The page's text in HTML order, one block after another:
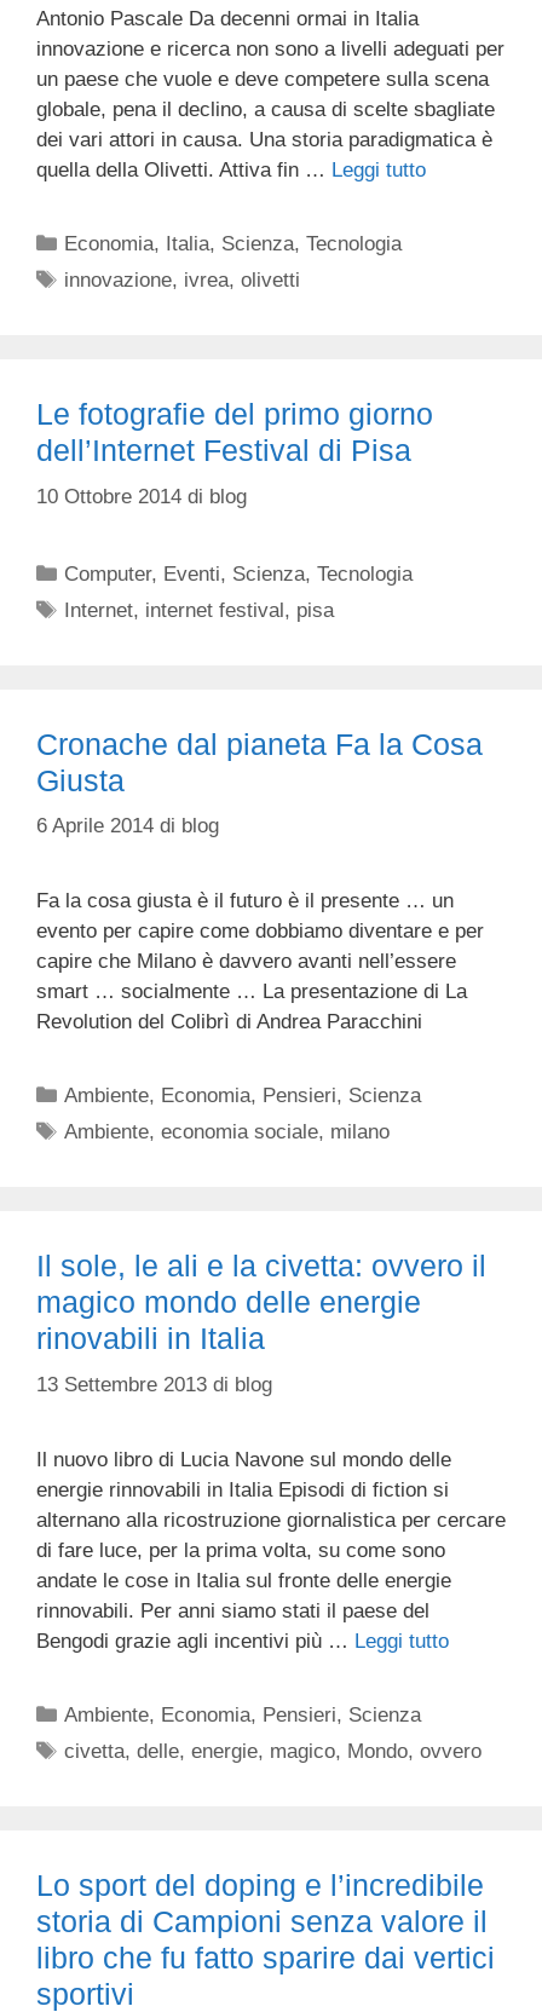
Antonio Pascale Da decenni ormai in Italia
innovazione e ricerca non sono a livelli adeguati per
un paese che vuole e deve competere sulla scena
globale, pena il declino, a causa di scelte sbagliate
dei vari attori in causa. Una storia paradigmatica è
quella della Olivetti. Attiva fin … Leggi tutto
Categorie
Economia, Italia, Scienza,Tecnologia
Tag
innovazione, ivrea,olivetti
Le fotografie del primo giorno
dell’Internet Festival di Pisa
10 Ottobre 2014 di blog
Categorie
Computer, Eventi, Scienza,Tecnologia
Tag
Internet, internet festival, pisa
Cronache dal pianeta Fa la Cosa
Giusta
6 Aprile 2014 di blog
Fa la cosa giusta è il futuro è il presente … un
evento per capire come dobbiamo diventare e per
capire che Milano è davvero avanti nell’essere
smart … socialmente … La presentazione di La
Revolution del Colibrì di Andrea Paracchini
Categorie
Ambiente, Economia, Pensieri, Scienza
Tag
Ambiente,economia sociale, milano
Il sole, le ali e la civetta: ovvero il
magico mondo delle energie
rinovabili in Italia
13 Settembre 2013 di blog
Il nuovo libro di Lucia Navone sul mondo delle
energie rinnovabili in Italia Episodi di fiction si
alternano alla ricostruzione giornalistica per cercare
di fare luce, per la prima volta, su come sono
andate le cose in Italia sul fronte delle energie
rinnovabili. Per anni siamo stati il paese del
Bengodi grazie agli incentivi più … Leggi tutto
Categorie
Ambiente, Economia, Pensieri, Scienza
Tag
civetta,delle,energie, magico, Mondo,ovvero
Lo sport del doping e l’incredibile
storia di Campioni senza valore il
libro che fu fatto sparire dai vertici
sportivi